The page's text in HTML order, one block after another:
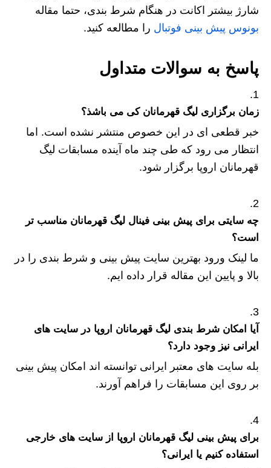
شارژ بیشتر اکانت در هنگام شرط بندی، حتما مقاله
بونوس پیش بینی فوتبال را مطالعه کنید.
پاسخ به سوالات متداول
زمان برگزاری لیگ قهرمانان کی می باشذ؟
خبر قطعی ای در این خصوص منتشر نشده است. اما
انتظار می رود که طی چند ماه آینده مسابقات لیگ
قهرمانان اروپا برگزار شود.
چه سایتی برای پیش بینی فینال لیگ قهرمانان مناسب تر
است؟
ما لینک ورود بهترین سایت پیش بینی و شرط بندی را در
بالا و پایین این مقاله قرار داده ایم.
آیا امکان شرط بندی لیگ قهرمانان اروپا در سایت های
ایرانی نیز وجود دارد؟
بله سایت های معتبر ایرانی توانسته اند امکان پیش بینی
بر روی این مسابقات را فراهم آورند.
برای پیش بینی لیگ قهرمانان اروپا از سایت های خارجی
استفاده کنیم یا ایرانی؟